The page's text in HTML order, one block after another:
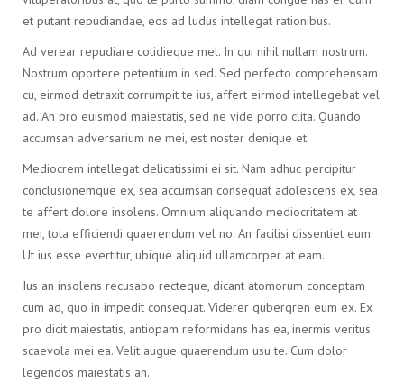
et putant repudiandae, eos ad ludus intellegat rationibus.
Ad verear repudiare cotidieque mel. In qui nihil nullam nostrum.
Nostrum oportere petentium in sed. Sed perfecto comprehensam
cu, eirmod detraxit corrumpit te ius, affert eirmod intellegebat vel
ad. An pro euismod maiestatis, sed ne vide porro clita. Quando
accumsan adversarium ne mei, est noster denique et.
Mediocrem intellegat delicatissimi ei sit. Nam adhuc percipitur
conclusionemque ex, sea accumsan consequat adolescens ex, sea
te affert dolore insolens. Omnium aliquando mediocritatem at
mei, tota efficiendi quaerendum vel no. An facilisi dissentiet eum.
Ut ius esse evertitur, ubique aliquid ullamcorper at eam.
Ius an insolens recusabo recteque, dicant atomorum conceptam
cum ad, quo in impedit consequat. Viderer gubergren eum ex. Ex
pro dicit maiestatis, antiopam reformidans has ea, inermis veritus
scaevola mei ea. Velit augue quaerendum usu te. Cum dolor
legendos maiestatis an.